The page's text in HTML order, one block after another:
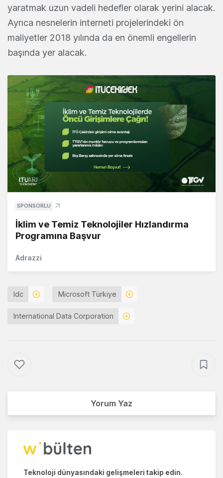
yaratmak uzun vadeli hedefler olarak yerini alacak.
Ayrıca nesnelerin interneti projelerindeki ön
maliyetler 2018 yılında da en önemli engellerin
başında yer alacak.
SPONSORLU
İklim ve Temiz Teknolojiler Hızlandırma
Programına Başvur
Adrazzi
Idc Microsoft Türkiye
International Data Corporation
Yorum Yaz
Teknoloji dünyasındaki gelişmeleri takip edin.